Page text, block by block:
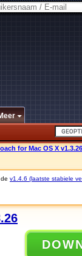
for Mac OS X v1.3.26
v1.4.6 (laatste stabiele